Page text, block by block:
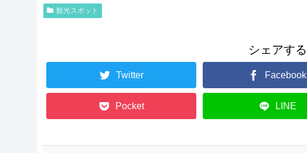
観光スポット
シェアする
Twitter Facebook
Pocket LINE